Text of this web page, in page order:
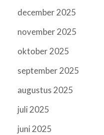
december 2025
november 2025
oktober 2025
september 2025
augustus 2025
juli 2025
juni 2025